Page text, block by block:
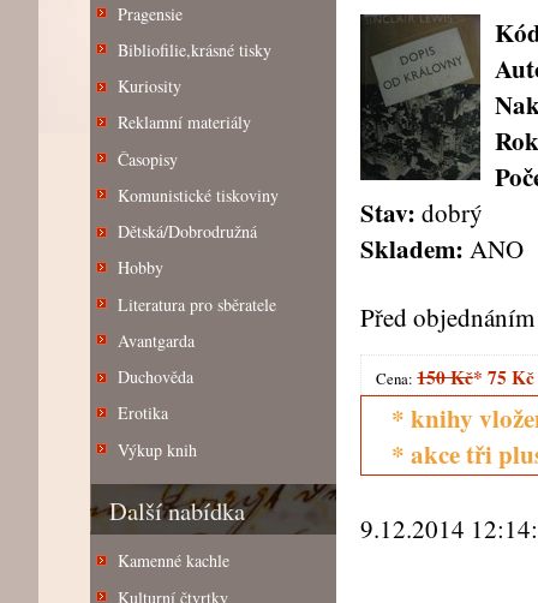
Pragensie
Bibliofilie,krásné tisky
Kuriosity
Reklamní materiály
Časopisy
Komunistické tiskoviny
Dětská/Dobrodružná
Hobby
Literatura pro sběratele
Avantgarda
Duchověda
Erotika
Výkup knih
Další nabídka
Kamenné kachle
Kulturní čtvrtky
Stav: dobrý
Skladem: ANO
Před
Cena:150 Kč* 75 Kč
* knihy
* akce tři
9.12.2014